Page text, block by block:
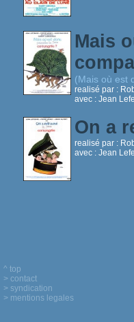
Mais
(Mais où est
realisé par :
avec : Jean
On a
realisé par :
avec : Jean
^ top
> contact
> syndication
> mentions legales